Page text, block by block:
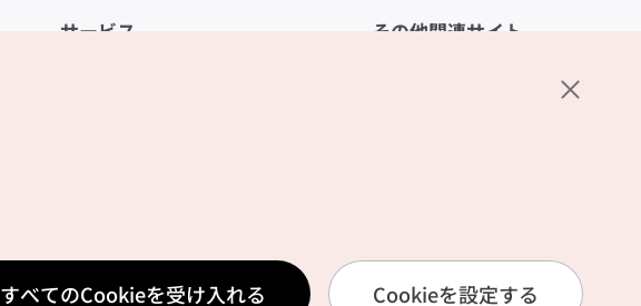
サービス
位置情報サービス利用規約
個人位置情報取扱いポリシー
その他関連サイト
すべてのCookieを受け入れる Cookieを設定する